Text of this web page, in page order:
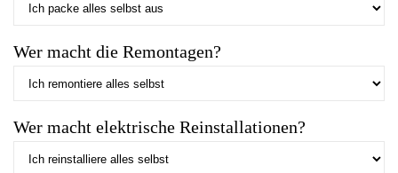
Wer macht die Remontagen?
Wer macht elektrische Reinstallationen?